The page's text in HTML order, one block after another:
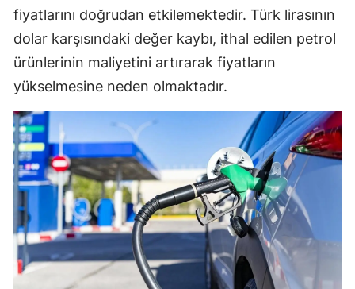
fiyatlarını doğrudan etkilemektedir. Türk lirasının
dolar karşısındaki değer kaybı, ithal edilen petrol
ürünlerinin maliyetini artırarak fiyatların
yükselmesine neden olmaktadır.